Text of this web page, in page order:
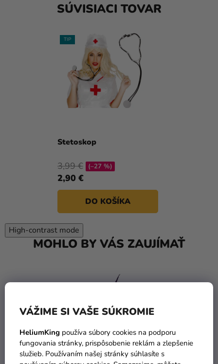
VÁŽIME SI VAŠE SÚKROMIE
HeliumKing používa súbory cookies na podporu
fungovania stránky, prispôsobenie reklám a zlepšenie
služieb. Používaním našej stránky súhlasíte s
SÚVISIACI TOVAR
TIP
Stetoskop
2,90 €
3,99 € (–27 %)
DO KOŠÍKA
High-contrast mode
MOHLO BY VÁS ZAUJÍMAŤ